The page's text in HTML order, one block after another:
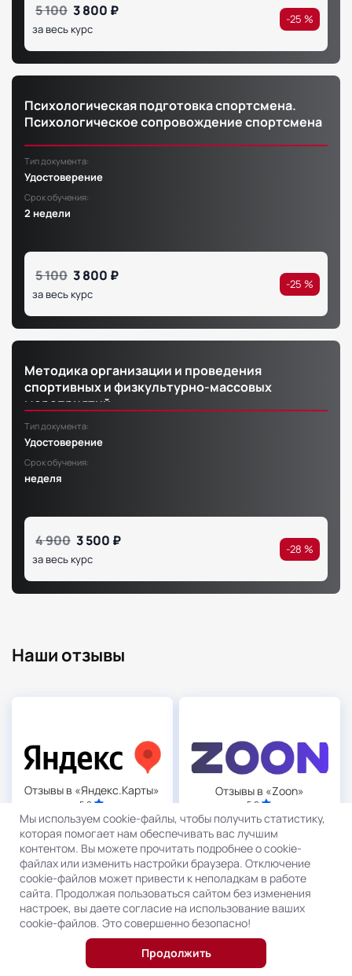
5 100 3 800 ₽
за весь курс
-25 %
Психологическая подготовка спортсмена.
Психологическое сопровождение спортсмена
Тип документа:
Удостоверение
Срок обучения:
2 недели
5 100 3 800 ₽
за весь курс
-25 %
Методика организации и проведения
спортивных и физкультурно-массовых
мероприятий
Тип документа:
Удостоверение
Срок обучения:
неделя
4 900 3 500 ₽
за весь курс
-28 %
Наши отзывы
Отзывы в «Яндекс.Карты»
5.0
Отзывы в «Zoon»
5.0
Отзывы в «Отзовик»
Мы используем cookie-файлы, чтобы получить статистику,
которая помогает нам обеспечивать вас лучшим
контентом. Вы можете прочитать подробнее о cookie-
файлах или изменить настройки браузера. Отключение
cookie-файлов может привести к неполадкам в работе
сайта. Продолжая пользоваться сайтом без изменения
настроек, вы даете согласие на использование ваших
cookie-файлов. Это совершенно безопасно!
Продолжить